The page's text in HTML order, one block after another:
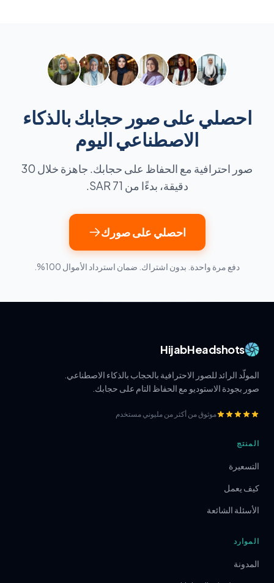
احصلي على صور حجابك بالذكاء
الاصطناعي اليوم
صور احترافية مع الحفاظ على حجابك. جاهزة خلال 30
دقيقة، بدءًا من SAR 71.
احصلي على صورك
دفع مرة واحدة. بدون اشتراك. ضمان استرداد الأموال 100%.
HijabHeadshots
المولّد الرائد للصور الاحترافية بالحجاب بالذكاء الاصطناعي.
صور بجودة الاستوديو مع الحفاظ التام على حجابك.
موثوق من أكثر من مليوني مستخدم
المنتج
التسعيرة
كيف يعمل
الأسئلة الشائعة
الموارد
المدونة